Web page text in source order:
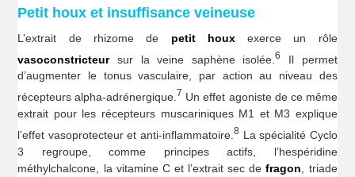
Petit houx et insuffisance veineuse
L’extrait de rhizome de petit houxexerce un rôle
vasoconstricteursur la veine saphène isolée.6
Il permet
d’augmenter le tonus vasculaire, par action au niveau des
récepteurs alpha-adrénergique. 7 Un effet agoniste de ce même
extrait pour les récepteurs muscariniques M1 et M3 explique
l’effet vasoprotecteur et anti-inflammatoire. 8 La spécialité Cyclo
3 regroupe, comme principes actifs, l’hespéridine
méthylchalcone, la vitamine C et l’extrait sec de fragon
triade